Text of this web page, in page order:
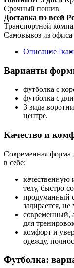
Срочный пошив
Доставка по всей
Транспортной
Самовывоз из офиса
Описание
Варианты
футболка с
футболка с
3 вида
центре.
Качество и
Современная форма
в себе:
телу, быстро
продуманный
задирается,
современный,
для
комфорт и
одежду,
Футболка: